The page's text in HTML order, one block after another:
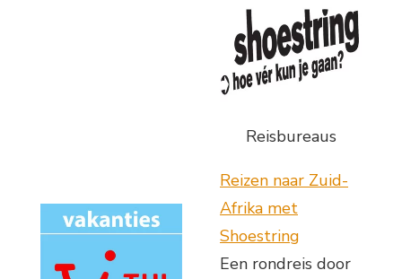
Reisbureaus
Reizen naar Zuid-
Afrika met
Shoestring
Een rondreis door